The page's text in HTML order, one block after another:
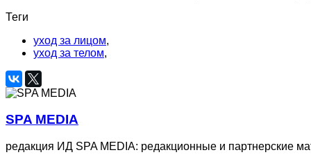
Теги
уход за лицом,
уход за телом,
SPA MEDIA
редакция ИД SPA MEDIA: редакционные и партнерские